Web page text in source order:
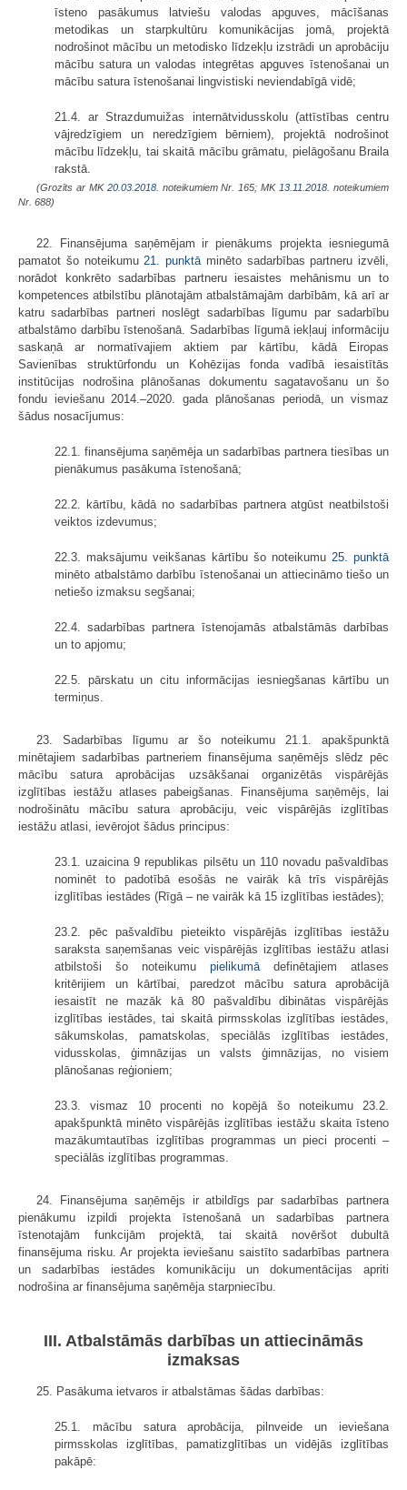
īsteno pasākumus latviešu valodas apguves, mācīšanas
metodikas un starpkultūru komunikācijas jomā, projektā
nodrošinot mācību un metodisko līdzekļu izstrādi un aprobāciju
mācību satura un valodas integrētas apguves īstenošanai un
mācību satura īstenošanai lingvistiski neviendabīgā vidē;
21.4. ar Strazdumuižas internātvidusskolu (attīstības centru
vājredzīgiem un neredzīgiem bērniem), projektā nodrošinot
mācību līdzekļu, tai skaitā mācību grāmatu, pielāgošanu Braila
rakstā.
(Grozīts ar MK 20.03.2018. noteikumiem Nr. 165; MK 13.11.2018. noteikumiem
Nr. 688)
22. Finansējuma saņēmējam ir pienākums projekta iesniegumā
pamatot šo noteikumu 21. punktā minēto sadarbības partneru izvēli,
norādot konkrēto sadarbības partneru iesaistes mehānismu un to
kompetences atbilstību plānotajām atbalstāmajām darbībām, kā arī ar
katru sadarbības partneri noslēgt sadarbības līgumu par sadarbību
atbalstāmo darbību īstenošanā. Sadarbības līgumā iekļauj informāciju
saskaņā ar normatīvajiem aktiem par kārtību, kādā Eiropas
Savienības struktūrfondu un Kohēzijas fonda vadībā iesaistītās
institūcijas nodrošina plānošanas dokumentu sagatavošanu un šo
fondu ieviešanu 2014.–2020. gada plānošanas periodā, un vismaz
šādus nosacījumus:
22.1. finansējuma saņēmēja un sadarbības partnera tiesības un
pienākumus pasākuma īstenošanā;
22.2. kārtību, kādā no sadarbības partnera atgūst neatbilstoši
veiktos izdevumus;
22.3. maksājumu veikšanas kārtību šo noteikumu 25. punktā
minēto atbalstāmo darbību īstenošanai un attiecināmo tiešo un
netiešo izmaksu segšanai;
22.4. sadarbības partnera īstenojamās atbalstāmās darbības
un to apjomu;
22.5. pārskatu un citu informācijas iesniegšanas kārtību un
termiņus.
23. Sadarbības līgumu ar šo noteikumu 21.1. apakšpunktā
minētajiem sadarbības partneriem finansējuma saņēmējs slēdz pēc
mācību satura aprobācijas uzsākšanai organizētās vispārējās
izglītības iestāžu atlases pabeigšanas. Finansējuma saņēmējs, lai
nodrošinātu mācību satura aprobāciju, veic vispārējās izglītības
iestāžu atlasi, ievērojot šādus principus:
23.1. uzaicina 9 republikas pilsētu un 110 novadu pašvaldības
nominēt to padotībā esošās ne vairāk kā trīs vispārējās
izglītības iestādes (Rīgā – ne vairāk kā 15 izglītības iestādes);
23.2. pēc pašvaldību pieteikto vispārējās izglītības iestāžu
saraksta saņemšanas veic vispārējās izglītības iestāžu atlasi
atbilstoši šo noteikumu pielikumā definētajiem atlases
kritērijiem un kārtībai, paredzot mācību satura aprobācijā
iesaistīt ne mazāk kā 80 pašvaldību dibinātas vispārējās
izglītības iestādes, tai skaitā pirmsskolas izglītības iestādes,
sākumskolas, pamatskolas, speciālās izglītības iestādes,
vidusskolas, ģimnāzijas un valsts ģimnāzijas, no visiem
plānošanas reģioniem;
23.3. vismaz 10 procenti no kopējā šo noteikumu 23.2.
apakšpunktā minēto vispārējās izglītības iestāžu skaita īsteno
mazākumtautības izglītības programmas un pieci procenti –
speciālās izglītības programmas.
24. Finansējuma saņēmējs ir atbildīgs par sadarbības partnera
pienākumu izpildi projekta īstenošanā un sadarbības partnera
īstenotajām funkcijām projektā, tai skaitā novēršot dubultā
finansējuma risku. Ar projekta ieviešanu saistīto sadarbības partnera
un sadarbības iestādes komunikāciju un dokumentācijas apriti
nodrošina ar finansējuma saņēmēja starpniecību.
III. Atbalstāmās darbības un attiecināmās
izmaksas
25. Pasākuma ietvaros ir atbalstāmas šādas darbības:
25.1. mācību satura aprobācija, pilnveide un ieviešana
pirmsskolas izglītības, pamatizglītības un vidējās izglītības
pakāpē: